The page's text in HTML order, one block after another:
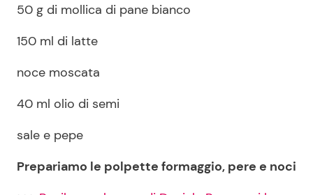
50 g di mollica di pane bianco
150 ml di latte
noce moscata
40 ml olio di semi
sale e pepe
Prepariamo le polpette formaggio, pere e noci